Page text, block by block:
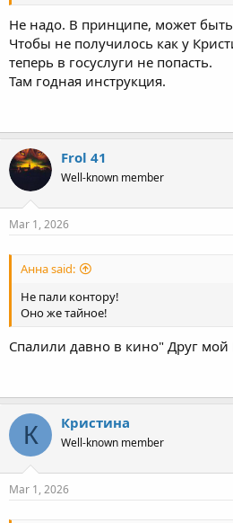
Не надо. В принципе, может
Чтобы не получилось как у
теперь в госуслуги не попасть.
Там годная инструкция.
Frol 41
Well-known member
Mar 1, 2026
Анна said:
Не пали контору!
Оно же тайное!
Спалили давно в кино" Друг мой
К Кристина
Well-known member
Mar 1, 2026